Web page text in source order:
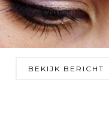
BEKIJK BERICHT